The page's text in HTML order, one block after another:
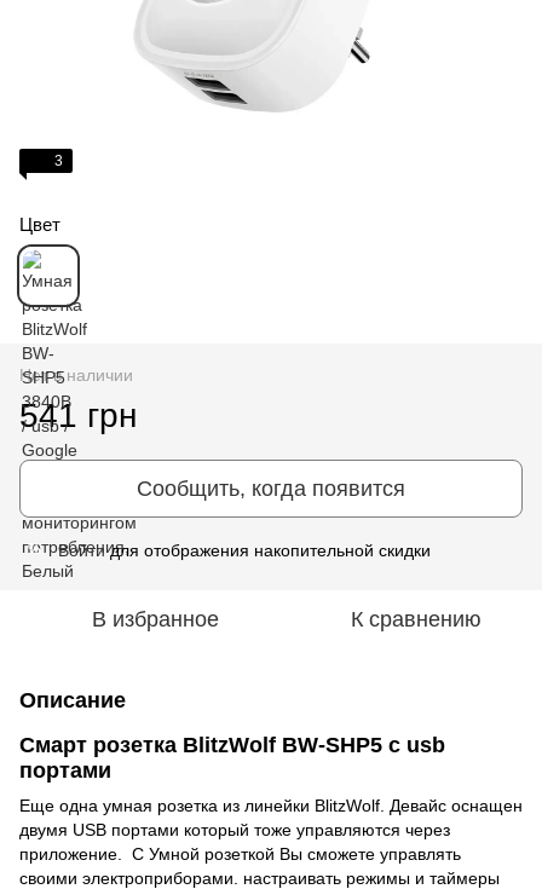
3
Цвет
Нет в наличии
541 грн
Сообщить, когда появится
% Войтидля отображения накопительной скидки
В избранное К сравнению
Описание
Смарт розетка BlitzWolf BW-SHP5 с usb
портами
Еще одна умная розетка из линейки BlitzWolf. Девайс оснащен
двумя USB портами который тоже управляются через
приложение. С Умной розеткой Вы сможете управлять
своими электроприборами. настраивать режимы и таймеры